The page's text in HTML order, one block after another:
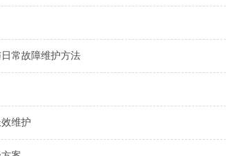
常故障维护方法
维护